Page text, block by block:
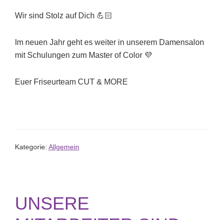
Wir sind Stolz auf Dich 💪🏻
Im neuen Jahr geht es weiter in unserem Damensalon
mit Schulungen zum Master of Color 💜
Euer Friseurteam CUT & MORE
Kategorie: Allgemein
UNSERE